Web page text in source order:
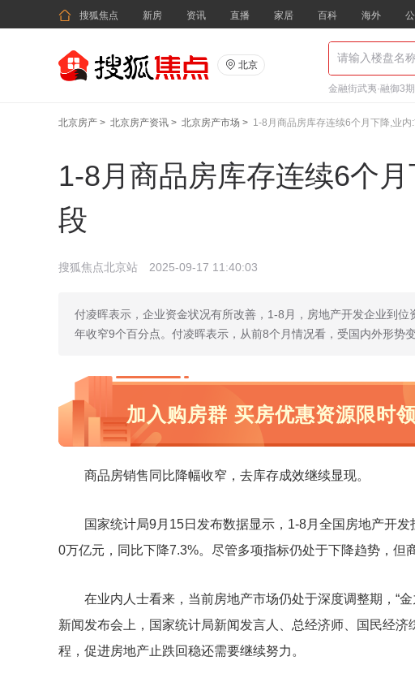
 搜狐焦点 新房 资讯 直播 家居 百科 海外
 北京
金融街武夷·融御3期
北京房产 > 北京房产资讯 > 北京房产市场 > 1-8月商品房库存连续6个月下降,业
1-8月商品房库存连续6个
段
搜狐焦点北京站 2025-09-17 11:40:03
付凌晖表示，企业资金状况有所改善，1-8月，房地产开发企业到
年收窄9个百分点。付凌晖表示，从前8个月情况看，受国内外形势
加入购房群 买房优惠资源限时领
商品房销售同比降幅收窄，去库存成效继续显现。
国家统计局9月15日发布数据显示，1-8月全国房地产开
0万亿元，同比下降7.3%。尽管多项指标仍处于下降趋势，但
在业内人士看来，当前房地产市场仍处于深度调整期，“
新闻发布会上，国家统计局新闻发言人、总经济师、国民经
程，促进房地产止跌回稳还需要继续努力。